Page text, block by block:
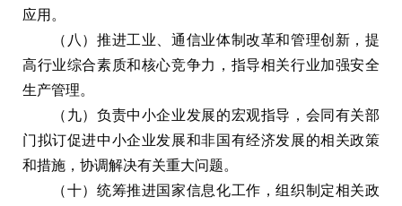
应用。
（八）推进工业、通信业体制改革和管理创新，提
高行业综合素质和核心竞争力，指导相关行业加强安全
生产管理。
（九）负责中小企业发展的宏观指导，会同有关部
门拟订促进中小企业发展和非国有经济发展的相关政策
和措施，协调解决有关重大问题。
（十）统筹推进国家信息化工作，组织制定相关政